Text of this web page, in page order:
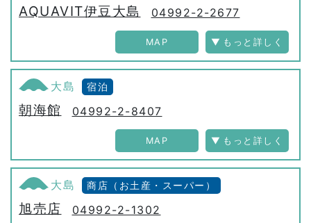
AQUAVIT伊豆大島 04992-2-2677
MAP
大島 宿泊
朝海館 04992-2-8407
MAP
大島 商店（お土産・スーパー）
旭売店 04992-2-1302